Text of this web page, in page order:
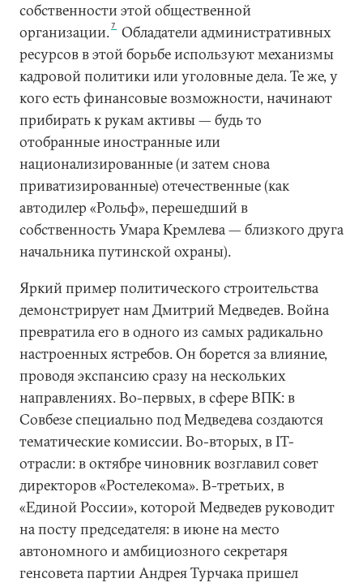
собственности этой общественной
организации.7
Обладатели административных
ресурсов в этой борьбе используют механизмы
кадровой политики или уголовные дела. Те же, у
кого есть финансовые возможности, начинают
прибирать к рукам активы — будь то
отобранные иностранные или
национализированные (и затем снова
приватизированные) отечественные (как
автодилер «Рольф», перешедший в
собственность Умара Кремлева — близкого друга
начальника путинской охраны).
Яркий пример политического строительства
демонстрирует нам Дмитрий Медведев. Война
превратила его в одного из самых радикально
настроенных ястребов. Он борется за влияние,
проводя экспансию сразу на нескольких
направлениях. Во-первых, в сфере ВПК: в
Совбезе специально под Медведева создаются
тематические комиссии. Во-вторых, в IT-
отрасли: в октябре чиновник возглавил совет
директоров «Ростелекома». В-третьих, в
«Единой России», которой Медведев руководит
на посту председателя: в июне на место
автономного и амбициозного секретаря
генсовета партии Андрея Турчака пришел